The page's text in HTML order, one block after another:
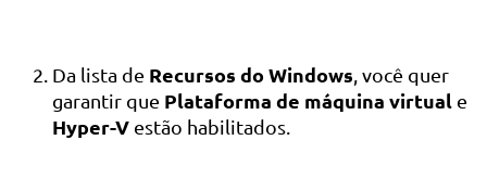
Da lista de Recursos do Windows , você quer
garantir que Plataforma de máquina virtual e
Hyper-V estão habilitados.